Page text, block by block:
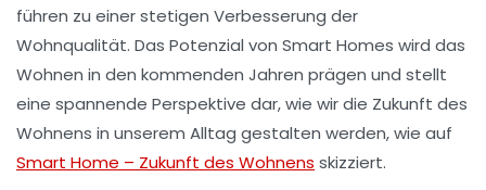
führen zu einer stetigen Verbesserung der
Wohnqualität. Das Potenzial von Smart Homes wird das
Wohnen in den kommenden Jahren prägen und stellt
eine spannende Perspektive dar, wie wir die Zukunft des
Wohnens in unserem Alltag gestalten werden, wie auf
Smart Home – Zukunft des Wohnens skizziert.